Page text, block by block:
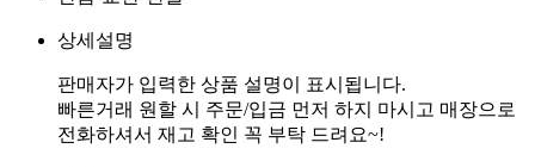
상세설명
판매자가 입력한 상품 설명이 표시됩니다.
빠른거래 원할 시 주문/입금 먼저 하지 마시고 매장으로